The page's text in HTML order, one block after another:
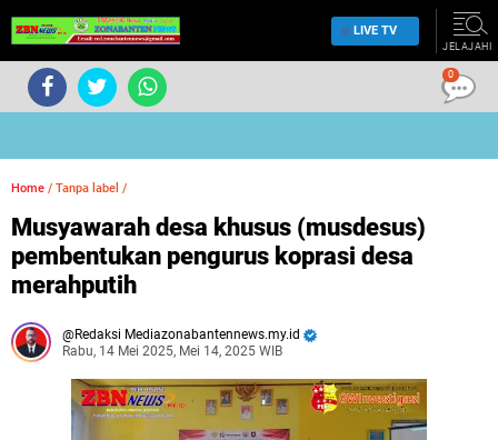
LIVE TV
JELAJAHI
Home / Tanpa label /
Musyawarah desa khusus (musdesus)
pembentukan pengurus koprasi desa
merahputih
Redaksi Mediazonabantennews.my.id
Rabu, 14 Mei 2025, Mei 14, 2025 WIB
0